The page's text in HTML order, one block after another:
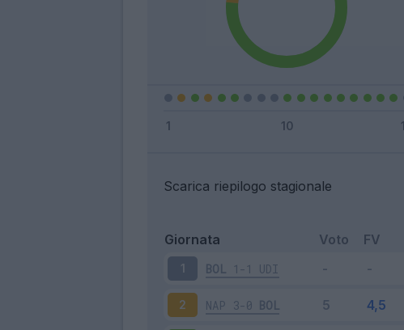
Scarica riepilogo stagionale
Giornata Voto FV
1 BOL 1-1 UDI
2 NAP 3-0 BOL